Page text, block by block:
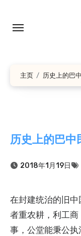
主页 历史上的巴
历史上的巴中
2018年1月19日
在封建统治的旧中国，存在着尖锐的阶级矛盾。当统治
者重农耕，利工
事，公堂能秉公